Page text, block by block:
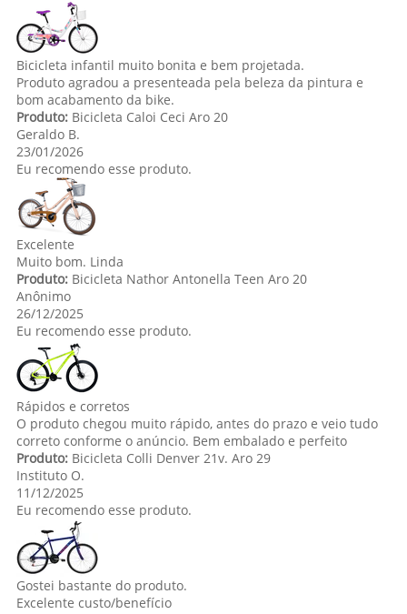
Bicicleta infantil muito bonita e bem projetada.
Produto agradou a presenteada pela beleza da pintura e
bom acabamento da bike.
Produto:Bicicleta Caloi Ceci Aro 20
Geraldo B.
23/01/2026
Eu recomendo esse produto.
Excelente
Muito bom. Linda
Produto:Bicicleta Nathor Antonella Teen Aro 20
Anônimo
26/12/2025
Eu recomendo esse produto.
Rápidos e corretos
O produto chegou muito rápido, antes do prazo e veio tudo
correto conforme o anúncio. Bem embalado e perfeito
Produto:Bicicleta Colli Denver 21v. Aro 29
Instituto O.
11/12/2025
Eu recomendo esse produto.
Gostei bastante do produto.
Excelente custo/benefício